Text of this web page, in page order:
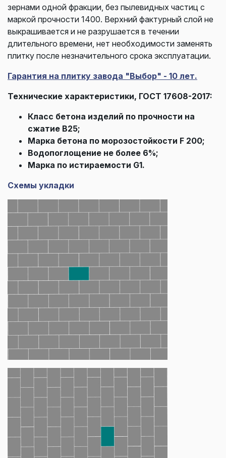
зернами одной фракции, без пылевидных частиц с
маркой прочности 1400. Верхний фактурный слой не
выкрашивается и не разрушается в течении
длительного времени, нет необходимости заменять
плитку после незначительного срока эксплуатации.
Гарантия на плитку завода "Выбор" - 10 лет.
Технические характеристики, ГОСТ 17608-2017:
Класс бетона изделий по прочности на
сжатие В25;
Марка бетона по морозостойкости F 200;
Водопоглощение не более 6%;
Марка по истираемости G1.
Схемы укладки